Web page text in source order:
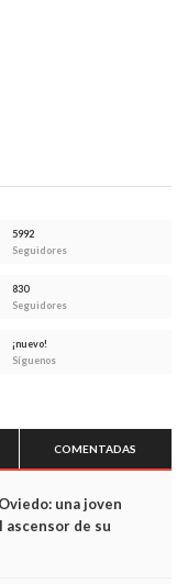
5992
Seguidores
830
Seguidores
¡nuevo!
Síguenos
COMENTADAS
una joven
de su
sus últimos minutos